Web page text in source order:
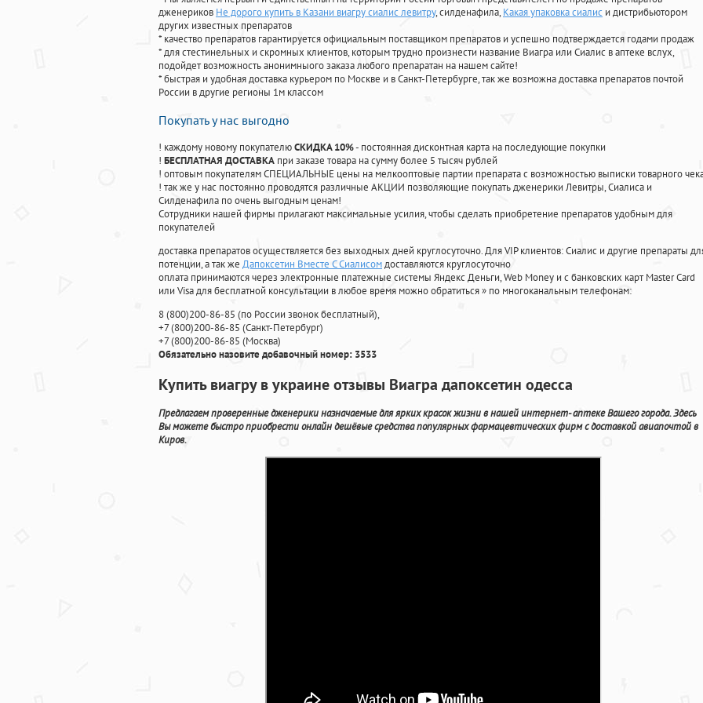
дженериков Не дорого купить в Казани виагру сиалис левитру, силденафила, Какая упаковка сиалис и дистрибьютором
других известных препаратов
* качество препаратов гарантируется официальным поставщиком препаратов и успешно подтверждается годами продаж
* для стестинельных и скромных клиентов, которым трудно произнести название Виагра или Сиалис в аптеке вслух,
подойдет возможность анонимныого заказа любого препаратан на нашем сайте!
* быстрая и удобная доставка курьером по Москве и в Санкт-Петербурге, так же возможна доставка препаратов почтой
России в другие регионы 1м классом
Покупать у нас выгодно
! каждому новому покупателюСКИДКА 10%- постоянная дисконтная карта на последующие покупки
! БЕСПЛАТНАЯ ДОСТАВКА при заказе товара на сумму более 5 тысяч рублей
! оптовым покупателям СПЕЦИАЛЬНЫЕ цены на мелкооптовые партии препарата с возможностью выписки товарного
! так же у нас постоянно проводятся различные АКЦИИ позволяющие покупать дженерики Левитры, Сиалиса и
Силденафила по очень выгодным ценам!
Cотрудники нашей фирмы прилагают максимальные усилия, чтобы сделать приобретение препаратов удобным для
покупателей
доставка препаратов осуществляется без выходных дней круглосуточно. Для VIP клиентов: Сиалис и другие препараты
потенции, а так же Дапоксетин Вместе С Сиалисомдоставляются круглосуточно
оплата принимаются через электронные платежные системы Яндекс Деньги, Web Money и с банковских карт Master Card
или Visa для бесплатной консультации в любое время можно обратиться» по многоканальным телефонам:
8(800)200-86-85 (по России звонок бесплатный),
+7(800)200-86-85 (Санкт-Петербург)
+7(800)200-86-85 (Москва)
Обязательно назовите добавочный номер: 3533
Купить виагру в украине отзывы Виагра дапоксетин одесса
Предлагаем проверенные дженерики назначаемые для ярких красок жизни в нашей интернет- аптеке Вашего города. Здесь
Вы можете быстро приобрести онлайн дешёвые средства популярных фармацевтических фирм с доставкой авиапочтой в
Киров.